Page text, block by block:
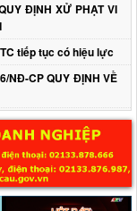
ĐỊNH XỬ PHẠT VI
tiếp tục có hiệu lực
NĐ-CP QUY ĐỊNH VỀ
BTC về Quy chế mẫu